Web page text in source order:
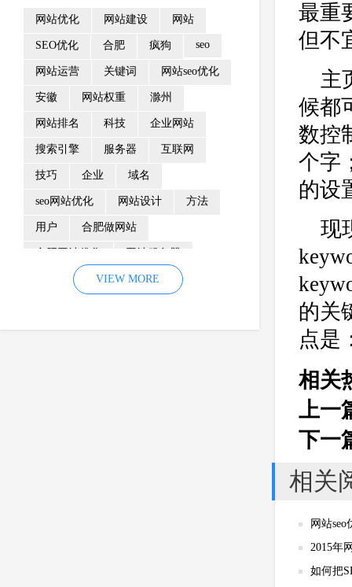
网站优化 网站建设 网站
SEO优化 合肥 疯狗 seo
网站运营 关键词 网站seo优化
安徽 网站权重 滁州
网站排名 科技 企业网站
搜索引擎 服务器 互联网
技巧 企业 域名
seo网站优化 网站设计 方法
用户 合肥做网站
优化 网站降权
企业网站建设 效果 页面
VIEW MORE
最重
但不
主
候都
数控
个字
的设
现
的关
点是
相关
上一
下一
相关
网站
2015年
如何把